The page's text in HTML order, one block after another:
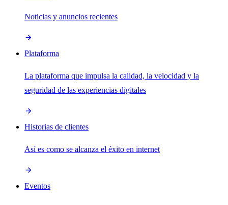
Noticias y anuncios recientes
Plataforma
La plataforma que impulsa la calidad, la velocidad y la
seguridad de las experiencias digitales
Historias de clientes
Así es como se alcanza el éxito en internet
Eventos